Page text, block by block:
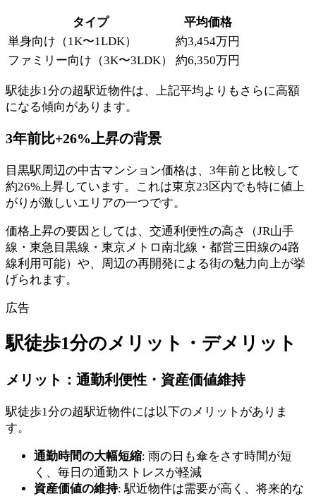
タイプ
平均価格
単身向け（1K〜1LDK）
約3,454万円
ファミリー向け（3K〜3LDK）
約6,350万円
駅徒歩1分の超駅近物件は、上記平均よりもさらに高額
になる傾向があります。
3年前比+26%上昇の背景
目黒駅周辺の中古マンション価格は、3年前と比較して
約26%上昇しています。これは東京23区内でも特に値上
がりが激しいエリアの一つです。
価格上昇の要因としては、交通利便性の高さ（JR山手
線・東急目黒線・東京メトロ南北線・都営三田線の4路
線利用可能）や、周辺の再開発による街の魅力向上が挙
げられます。
広告
駅徒歩1分のメリット・デメリット
メリット：通勤利便性・資産価値維持
駅徒歩1分の超駅近物件には以下のメリットがありま
す。
通勤時間の大幅短縮: 雨の日も傘をさす時間が短
く、毎日の通勤ストレスが軽減
資産価値の維持: 駅近物件は需要が高く、将来的な